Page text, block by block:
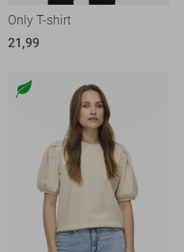
Only T-shirt
21,99